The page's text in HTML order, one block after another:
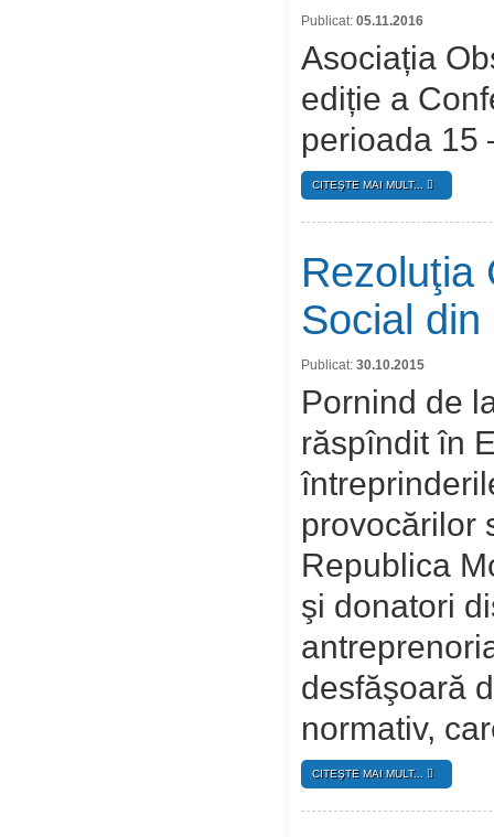
Publicat: 05.11.2016
Asociația
ediție a
perioada 15
CITEŞTE MAI MULT...
Rezoluţia
Social
Publicat: 30.10.2015
Pornind de
răspîndit în
provocărilor
Republica
şi donatori
desfăşoară
normativ,
CITEŞTE MAI MULT...